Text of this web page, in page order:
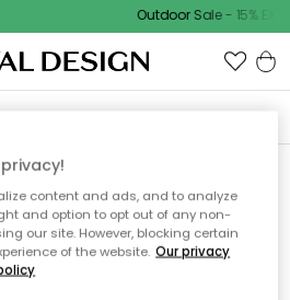
Outdoor Sale - 15%
inte sidan du
söker
content and ads, and to analyze
and option to opt out of any non-
our site. However, blocking certain
of the website. Our privacy